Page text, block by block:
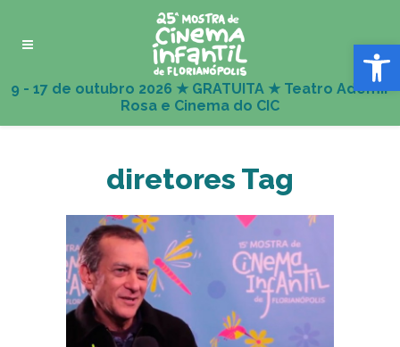
Abrir
diretores Tag